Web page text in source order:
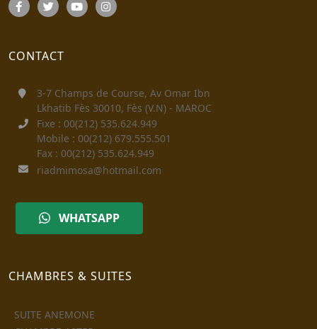
CONTACT
3-7 Champs de Course, Av Omar Ibn
Lkhatib Fès 30010, Fès (V.N) - MAROC
Fixe : 00(212) 535.624.949
Mobile : 00(212) 679.555.501
Fax : 00(212) 535.624.949
riadmimosa@hotmail.com
WHATSAPP
CHAMBRES & SUITES
SUITE ANEMONE